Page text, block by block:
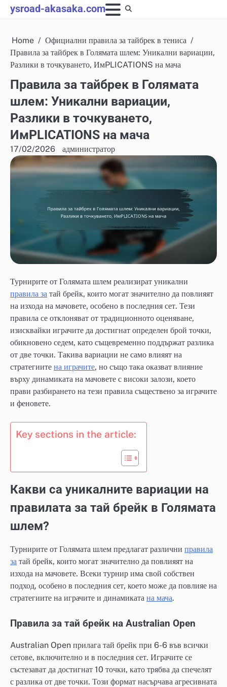
Skip
to
ysroad-akasaka.com
Home
Официални правила за тайбрек в тениса
Правила за тайбрек в Голямата шлем: Уникални вариации,
Разлики в точкуването, ИмPLICATIONS на мача
Правила за тайбрек в Голямата
шлем: Уникални вариации,
Разлики в точкуването,
ИмPLICATIONS на мача
17/02/2026 администратор
Турнирите от Голямата шлем реализират уникални
правила за тай брейк, които могат значително да повлияят
на изхода на мачовете, особено в последния сет. Тези
правила се отклоняват от традиционното оценяване,
изисквайки играчите да достигнат определен брой точки,
обикновено седем, като същевременно поддържат разлика
от две точки. Такива вариации не само влияят на
стратегиите на играчите, но също така оказват влияние
върху динамиката на мачовете с високи залози, което
прави разбирането на тези правила съществено за играчите
и феновете.
Key sections in the article:
Какви са уникалните вариации на
правилата за тай брейк в Голямата
шлем?
Турнирите от Голямата шлем предлагат различни правила
за тай брейк, които могат значително да повлияят на
изхода на мачовете. Всеки турнир има свой собствен
подход, особено в последния сет, което може да повлияе на
стратегиите на играчите и динамиката на мача.
Правила за тай брейк на Australian Open
Australian Open прилага тай брейк при 6-6 във всички
сетове, включително и в последния сет. Играчите се
състезават да достигнат 10 точки, като трябва да спечелят
с разлика от две точки. Този формат насърчава агресивната